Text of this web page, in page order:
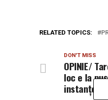
RELATED TOPICS:
DON'T MISS
OPINIE/
loc e la
instanței